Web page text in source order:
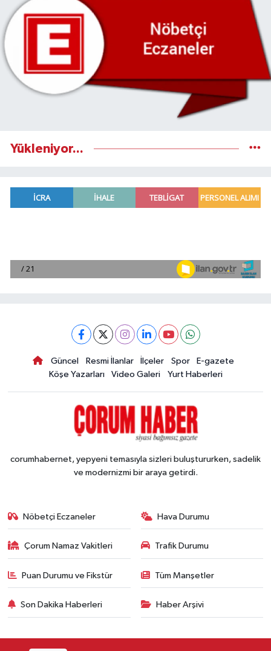
Yükleniyor...
Güncel Resmi İlanlar İlçeler Spor
E-gazete
Köşe Yazarları
Video Galeri Yurt Haberleri
corumhabernet, yepyeni temasıyla sizleri buluştururken, sadelik
ve modernizmi bir araya getirdi.
Nöbetçi Eczaneler Hava Durumu
Çorum Namaz Vakitleri Trafik Durumu
Puan Durumu ve Fikstür Tüm Manşetler
Son Dakika Haberleri Haber Arşivi